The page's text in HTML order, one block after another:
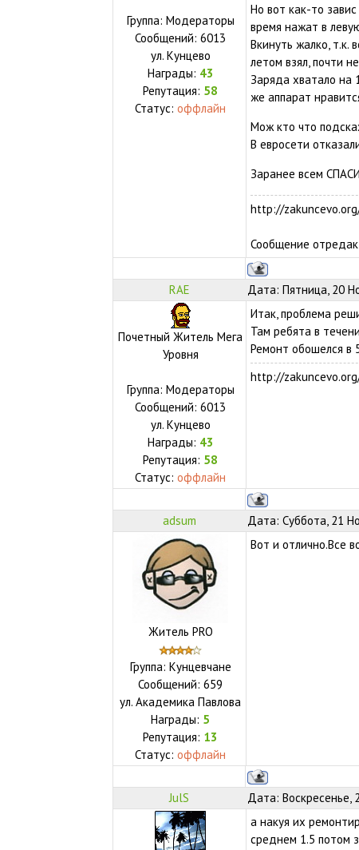
Группа: Модераторы
Сообщений:6013
ул. Кунцево
Награды: 43
Репутация: 58
Статус:оффлайн
Но вот как-то
время нажат в
Вкинуть жалко,
летом взял, почти
Заряда хватало на
же аппарат
Мож кто что
В евросети
Заранее всем
http://
Сообщение
RAE Дата: Пятница, 20
Почетный Житель Мега
Уровня
Группа: Модераторы
Сообщений:6013
ул. Кунцево
Награды: 43
Репутация: 58
Статус:оффлайн
Итак, проблема
Там ребята в
Ремонт обошелся в
http://
adsum Дата: Суббота, 21
Житель PRO
Группа: Кунцевчане
Сообщений:659
ул.Академика Павлова
Награды: 5
Репутация: 13
Статус:оффлайн
Вот и отлично.Все
JulS Дата: Воскресенье,
а накуя их
среднем 1.5 потом